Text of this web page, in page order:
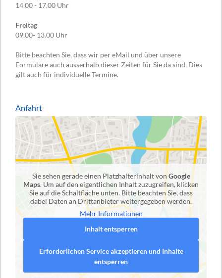
14.00 - 17.00 Uhr
Freitag
09.00- 13.00 Uhr
Bitte beachten Sie, dass wir per eMail und über unsere
Formulare auch ausserhalb dieser Zeiten für Sie da sind. Dies
gilt auch für individuelle Termine.
Anfahrt
Sie sehen gerade einen Platzhalterinhalt von Google
Maps. Um auf den eigentlichen Inhalt zuzugreifen, klicken
Sie auf die Schaltfläche unten. Bitte beachten Sie, dass
dabei Daten an Drittanbieter weitergegeben werden.
Mehr Informationen
Inhalt entsperren
Erforderlichen Service akzeptieren und Inhalte
entsperren